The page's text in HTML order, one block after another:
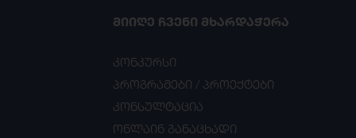
ᲛᲘᲘᲦᲔ ᲩᲕᲔᲜᲘ ᲛᲮᲐᲠᲓᲐᲭᲔᲠᲐ
კონკურსი
პროგრამები / პროექტები
კონსულტაცია
ონლაინ განაცხადი